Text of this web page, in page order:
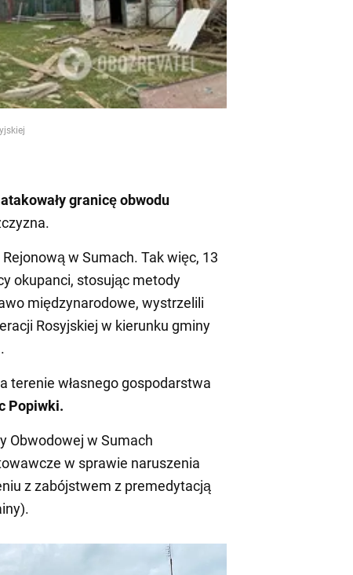
granicę obwodu
w Sumach. Tak więc, 13
okupanci, stosując metody
międzynarodowe, wystrzelili
Rosyjskiej w kierunku gminy
terenie własnego gospodarstwa
Popiwki.
Obwodowej w Sumach
w sprawie naruszenia
z zabójstwem z premedytacją